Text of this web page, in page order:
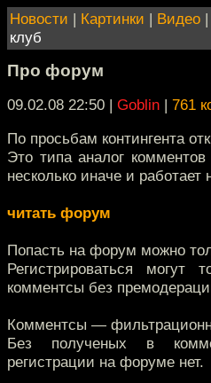
Новости | Картинки | Видео |
клуб
Про форум
09.02.08 22:50 | Goblin | 761
По просьбам контингента
Это типа аналог
несколько иначе и работает
читать форум
Попасть на форум можно
Регистрироваться
комментсы без
Комментсы —
Без полученых в
регистрации на форуме нет.